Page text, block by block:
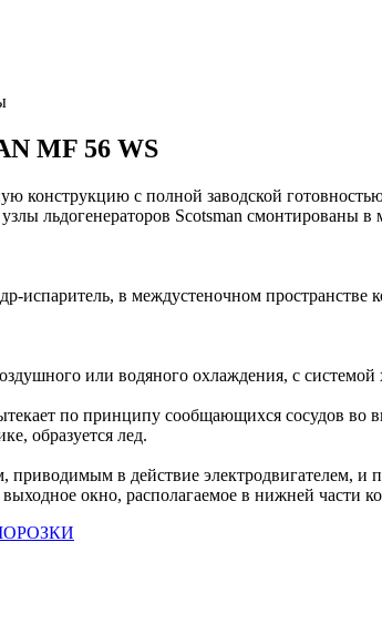
MF 56 WS
конструкцию с полной заводской
льдогенераторов Scotsman смонтированы
в междустеночном пространстве
или водяного охлаждения, с
по принципу сообщающихся сосудов
образуется лед.
в действие электродвигателем, и
окно, располагаемое в нижней части